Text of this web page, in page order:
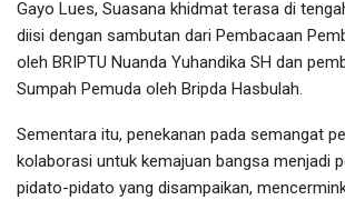
Gayo Lues, Suasana khidmat terasa di
diisi dengan sambutan dari Pembacaan
oleh BRIPTU Nuanda Yuhandika SH dan
Sumpah Pemuda oleh Bripda Hasbulah.
Sementara itu, penekanan pada semangat
kolaborasi untuk kemajuan bangsa menjadi
pidato-pidato yang disampaikan,